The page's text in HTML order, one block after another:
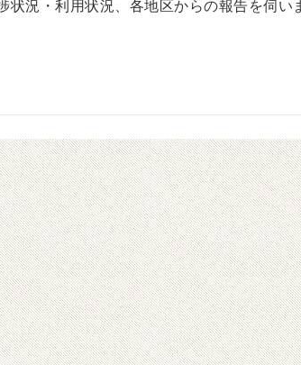
状況・利用状況、各地区からの報告を伺い